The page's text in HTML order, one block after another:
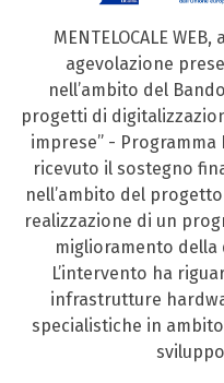
MENTELOCALE
agevolazione
nell’ambito del
progetti di
imprese” - Programma
ricevuto il sostegno
nell’ambito del progetto
realizzazione di un
miglioramento della
L’intervento ha
infrastrutture
specialistiche in